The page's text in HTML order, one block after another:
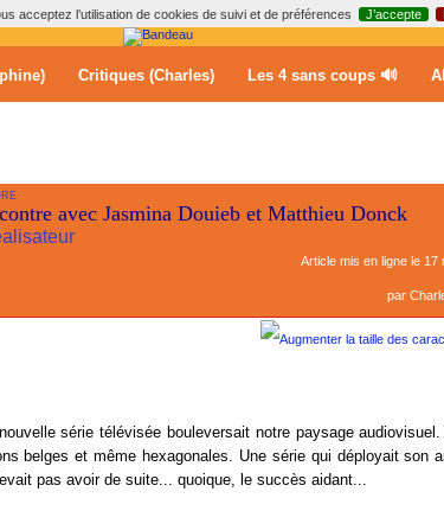
acceptez l’utilisation de cookies de suivi et de préférences J’accepte
Critiques (Charles) Les 4 sans coups 🔊
avec Jasmina Douieb et Matthieu Donck
Article mis en ligne le 17
par
série télévisée bouleversait notre paysage
belges et même hexagonales. Une série qui déployait son
pas avoir de suite... quoique, le succès aidant...